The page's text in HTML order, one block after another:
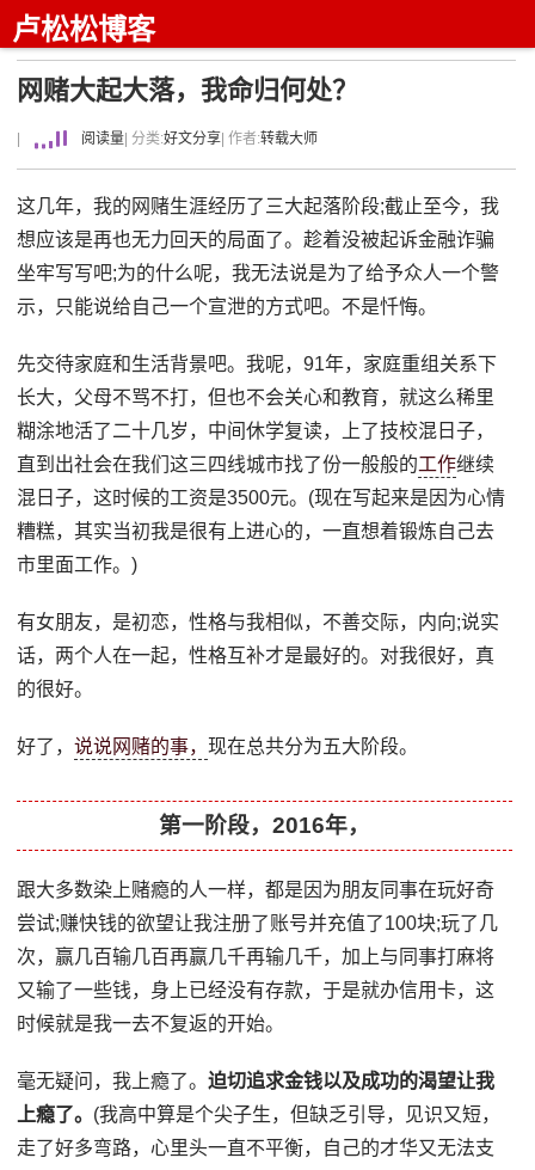
卢松松博客
网赌大起大落，我命归何处？
阅读量 | 分类:好文分享 | 作者:转载大师
这几年，我的网赌生涯经历了三大起落阶段;截止至今，我
想应该是再也无力回天的局面了。趁着没被起诉金融诈骗
坐牢写写吧;为的什么呢，我无法说是为了给予众人一个警
示，只能说给自己一个宣泄的方式吧。不是忏悔。
先交待家庭和生活背景吧。我呢，91年，家庭重组关系下
长大，父母不骂不打，但也不会关心和教育，就这么稀里
糊涂地活了二十几岁，中间休学复读，上了技校混日子，
直到出社会在我们这三四线城市找了份一般般的工作继续
混日子，这时候的工资是3500元。(现在写起来是因为心情
糟糕，其实当初我是很有上进心的，一直想着锻炼自己去
市里面工作。)
有女朋友，是初恋，性格与我相似，不善交际，内向;说实
话，两个人在一起，性格互补才是最好的。对我很好，真
的很好。
好了，说说网赌的事，现在总共分为五大阶段。
第一阶段，2016年，
跟大多数染上赌瘾的人一样，都是因为朋友同事在玩好奇
尝试;赚快钱的欲望让我注册了账号并充值了100块;玩了几
次，赢几百输几百再赢几千再输几千，加上与同事打麻将
又输了一些钱，身上已经没有存款，于是就办信用卡，这
时候就是我一去不复返的开始。
毫无疑问，我上瘾了。迫切追求金钱以及成功的渴望让我
上瘾了。 (我高中算是个尖子生，但缺乏引导，见识又短，
走了好多弯路，心里头一直不平衡，自己的才华又无法支